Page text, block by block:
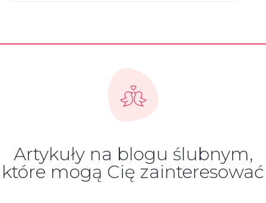
Artykuły na blogu ślubnym,
które mogą Cię zainteresować